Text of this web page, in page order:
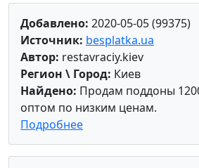
Добавлено: 2020-05-05 (99375)
Источник: besplatka.ua
Автор: restavraciy.kiev
Регион \ Город: Киев
Найдено: Продам поддоны
оптом по низким ценам.
Подробнее